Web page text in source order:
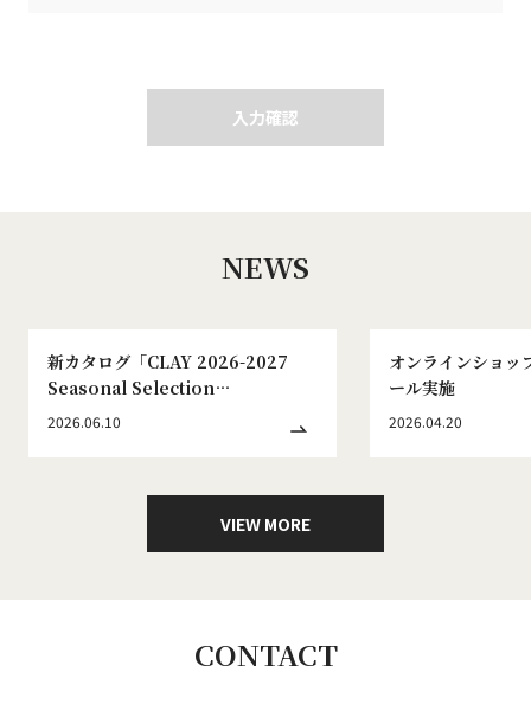
入力確認
NEWS
新カタログ「CLAY 2026-2027
Seasonal Selection
WINTER&SPRING No.186」発刊
2026.06.10
オンラインショッ
ール実施
2026.04.20
VIEW MORE
CONTACT